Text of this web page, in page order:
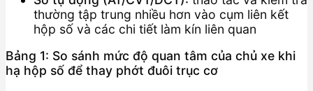
thường tập trung nhiều hơn vào cụm liên kết
hộp số và các chi tiết làm kín liên quan
Bảng 1: So sánh mức độ quan tâm của chủ xe khi
hạ hộp số để thay phớt đuôi trục cơ